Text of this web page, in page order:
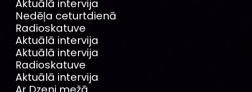
Aktuālā intervija
Nedēļa ceturtdienā
Radioskatuve
Aktuālā intervija
Aktuālā intervija
Radioskatuve
Aktuālā intervija